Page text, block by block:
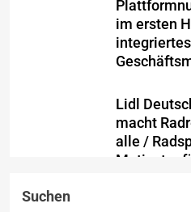
im ersten
Lidl
macht
alle /
Motivator
Suchen